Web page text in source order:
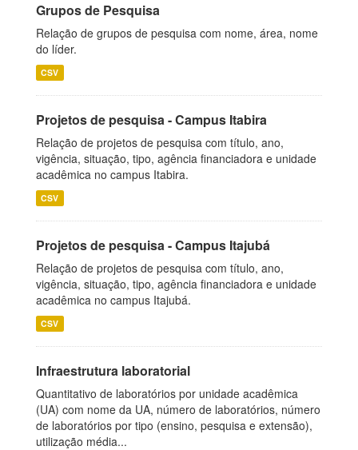
Grupos de Pesquisa
Relação de grupos de pesquisa com nome, área, nome
do líder.
CSV
Projetos de pesquisa - Campus Itabira
Relação de projetos de pesquisa com título, ano,
vigência, situação, tipo, agência financiadora e unidade
acadêmica no campus Itabira.
CSV
Projetos de pesquisa - Campus Itajubá
Relação de projetos de pesquisa com título, ano,
vigência, situação, tipo, agência financiadora e unidade
acadêmica no campus Itajubá.
CSV
Infraestrutura laboratorial
Quantitativo de laboratórios por unidade acadêmica
(UA) com nome da UA, número de laboratórios, número
de laboratórios por tipo (ensino, pesquisa e extensão),
utilização média...